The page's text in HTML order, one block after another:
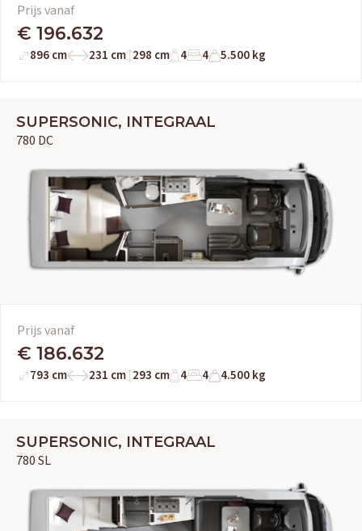
Prijs vanaf
€ 196.632
896 cm 231 cm 298 cm 4 4 5.500 kg
SUPERSONIC, INTEGRAAL
780 DC
Prijs vanaf
€ 186.632
793 cm 231 cm 293 cm 4 4 4.500 kg
SUPERSONIC, INTEGRAAL
780 SL